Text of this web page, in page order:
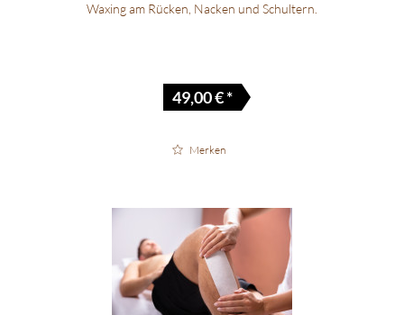
Waxing am Rücken, Nacken und Schultern.
49,00 € *
Merken